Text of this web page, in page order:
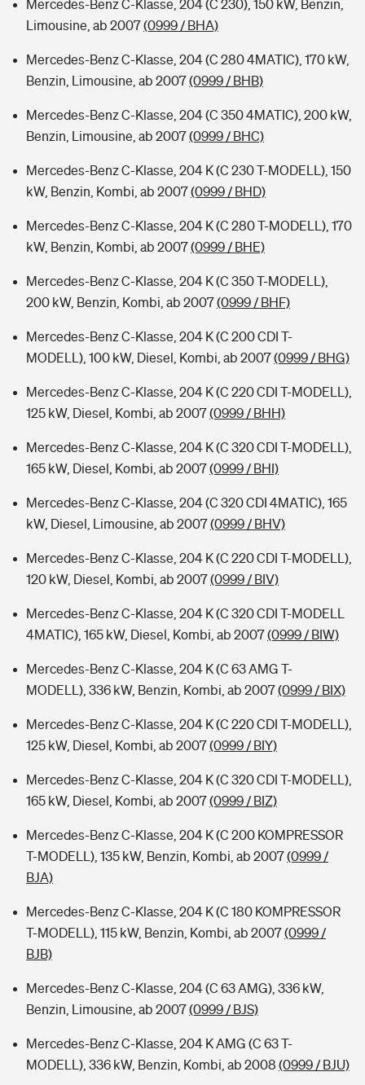
Mercedes-Benz C-Klasse, 204 (C 230), 150 kW, Benzin,
Limousine, ab 2007(0999 / BHA)
Mercedes-Benz C-Klasse, 204 (C 280 4MATIC), 170 kW,
Benzin, Limousine, ab 2007(0999 / BHB)
Mercedes-Benz C-Klasse, 204 (C 350 4MATIC), 200 kW,
Benzin, Limousine, ab 2007(0999 / BHC)
Mercedes-Benz C-Klasse, 204 K (C 230 T-MODELL), 150
kW, Benzin, Kombi, ab 2007(0999 / BHD)
Mercedes-Benz C-Klasse, 204 K (C 280 T-MODELL), 170
kW, Benzin, Kombi, ab 2007(0999 / BHE)
Mercedes-Benz C-Klasse, 204 K (C 350 T-MODELL),
200 kW, Benzin, Kombi, ab 2007(0999 / BHF)
Mercedes-Benz C-Klasse, 204 K (C 200 CDI T-
MODELL), 100 kW, Diesel, Kombi, ab 2007(0999 / BHG)
Mercedes-Benz C-Klasse, 204 K (C 220 CDI T-MODELL),
125 kW, Diesel, Kombi, ab 2007(0999 / BHH)
Mercedes-Benz C-Klasse, 204 K (C 320 CDI T-MODELL),
165 kW, Diesel, Kombi, ab 2007(0999 / BHI)
Mercedes-Benz C-Klasse, 204 (C 320 CDI 4MATIC), 165
kW, Diesel, Limousine, ab 2007(0999 / BHV)
Mercedes-Benz C-Klasse, 204 K (C 220 CDI T-MODELL),
120 kW, Diesel, Kombi, ab 2007(0999 / BIV)
Mercedes-Benz C-Klasse, 204 K (C 320 CDI T-MODELL
4MATIC), 165 kW, Diesel, Kombi, ab 2007(0999 / BIW)
Mercedes-Benz C-Klasse, 204 K (C 63 AMG T-
MODELL), 336 kW, Benzin, Kombi, ab 2007(0999 / BIX)
Mercedes-Benz C-Klasse, 204 K (C 220 CDI T-MODELL),
125 kW, Diesel, Kombi, ab 2007(0999 / BIY)
Mercedes-Benz C-Klasse, 204 K (C 320 CDI T-MODELL),
165 kW, Diesel, Kombi, ab 2007(0999 / BIZ)
Mercedes-Benz C-Klasse, 204 K (C 200 KOMPRESSOR
T-MODELL), 135 kW, Benzin, Kombi, ab 2007(0999 /
BJA)
Mercedes-Benz C-Klasse, 204 K (C 180 KOMPRESSOR
T-MODELL), 115 kW, Benzin, Kombi, ab 2007(0999 /
BJB)
Mercedes-Benz C-Klasse, 204 (C 63 AMG), 336 kW,
Benzin, Limousine, ab 2007(0999 / BJS)
Mercedes-Benz C-Klasse, 204 K AMG (C 63 T-
MODELL), 336 kW, Benzin, Kombi, ab 2008 (0999 / BJU)